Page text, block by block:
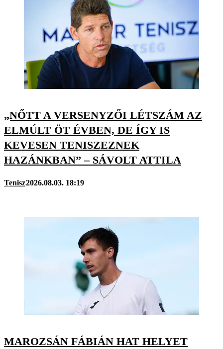
„NŐTT A VERSENYZŐI LÉTSZÁM AZ
ELMÚLT ÖT ÉVBEN, DE ÍGY IS
KEVESEN TENISZEZNEK
HAZÁNKBAN” – SÁVOLT ATTILA
Tenisz2026.08.03. 18:19
MAROZSÁN FÁBIÁN HAT HELYET